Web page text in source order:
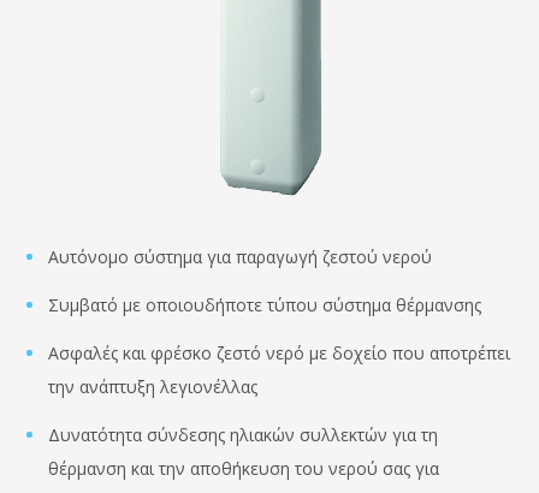
Αυτόνομο σύστημα για παραγωγή ζεστού νερού
Συμβατό με οποιουδήποτε τύπου σύστημα θέρμανσης
Ασφαλές και φρέσκο ζεστό νερό με δοχείο που αποτρέπει
την ανάπτυξη λεγιονέλλας
Δυνατότητα σύνδεσης ηλιακών συλλεκτών για τη
θέρμανση και την αποθήκευση του νερού σας για